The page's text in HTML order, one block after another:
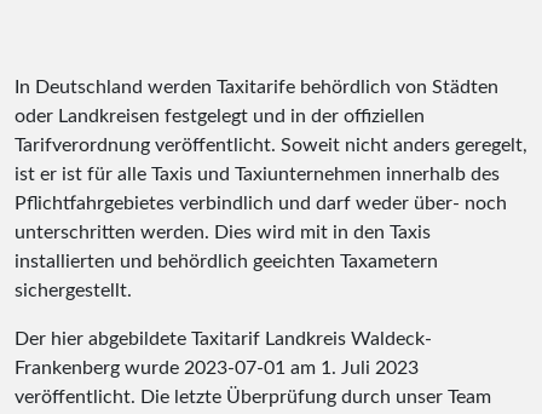
In Deutschland werden Taxitarife behördlich von Städten
oder Landkreisen festgelegt und in der offiziellen
Tarifverordnung veröffentlicht. Soweit nicht anders geregelt,
ist er ist für alle Taxis und Taxiunternehmen innerhalb des
Pflichtfahrgebietes verbindlich und darf weder über- noch
unterschritten werden. Dies wird mit in den Taxis
installierten und behördlich geeichten Taxametern
sichergestellt.
Der hier abgebildete Taxitarif Landkreis Waldeck-
Frankenberg wurde 2023-07-01 am 1. Juli 2023
veröffentlicht. Die letzte Überprüfung durch unser Team